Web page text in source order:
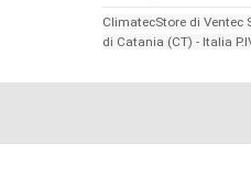
ClimatecStore di Ventec
di Catania (CT) - Italia